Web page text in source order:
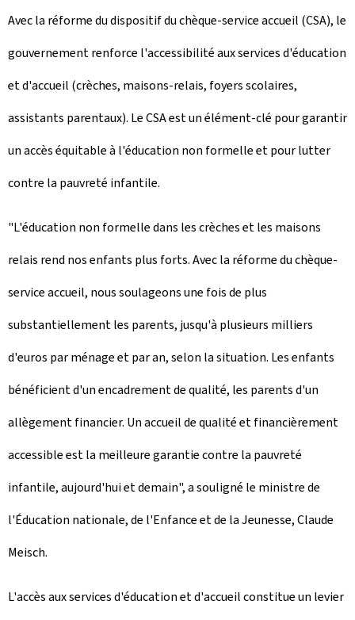
Avec la réforme du dispositif du chèque-service accueil (CSA), le
gouvernement renforce l'accessibilité aux services d'éducation
et d'accueil (crèches, maisons-relais, foyers scolaires,
assistants parentaux). Le CSA est un élément-clé pour garantir
un accès équitable à l'éducation non formelle et pour lutter
contre la pauvreté infantile.
"L'éducation non formelle dans les crèches et les maisons
relais rend nos enfants plus forts. Avec la réforme du chèque-
service accueil, nous soulageons une fois de plus
substantiellement les parents, jusqu'à plusieurs milliers
d'euros par ménage et par an, selon la situation. Les enfants
bénéficient d'un encadrement de qualité, les parents d'un
allègement financier. Un accueil de qualité et financièrement
accessible est la meilleure garantie contre la pauvreté
infantile, aujourd'hui et demain", a souligné le ministre de
l'Éducation nationale, de l'Enfance et de la Jeunesse, Claude
Meisch.
L'accès aux services d'éducation et d'accueil constitue un levier